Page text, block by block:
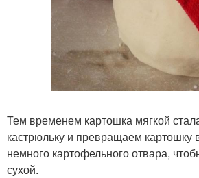
Тем временем картошка мягкой
кастрюльку и превращаем
немного картофельного отвара,
сухой.